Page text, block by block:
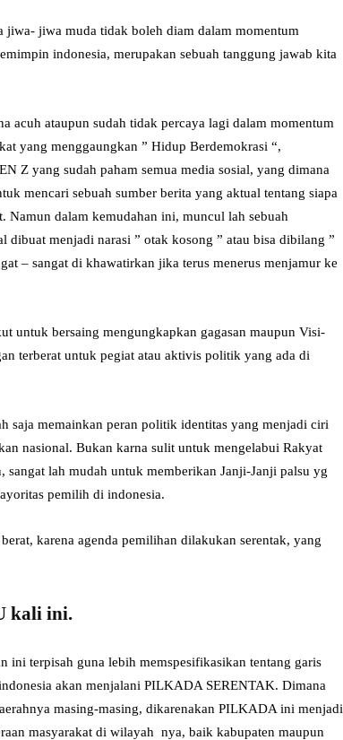
jiwa muda tidak boleh diam dalam momentum
indonesia, merupakan sebuah tanggung jawab kita
acuh ataupun sudah tidak percaya lagi dalam momentum
yang menggaungkan ” Hidup Berdemokrasi “,
Z yang sudah paham semua media sosial, yang dimana
mencari sebuah sumber berita yang aktual tentang siapa
dalam kemudahan ini, muncul lah sebuah
menjadi narasi ” otak kosong ” atau bisa dibilang ”
– sangat di khawatirkan jika terus menerus menjamur ke
untuk bersaing mengungkapkan gagasan maupun Visi-
terberat untuk pegiat atau aktivis politik yang ada di
saja memainkan peran politik identitas yang menjadi ciri
nasional. Bukan karna sulit untuk mengelabui Rakyat
lah mudah untuk memberikan Janji-Janji palsu yg
pemilih di indonesia.
karena agenda pemilihan dilakukan serentak, yang
kali ini.
terpisah guna lebih memspesifikasikan tentang garis
akan menjalani PILKADA SERENTAK. Dimana
masing-masing, dikarenakan PILKADA ini menjadi
masyarakat di wilayah nya, baik kabupaten maupun